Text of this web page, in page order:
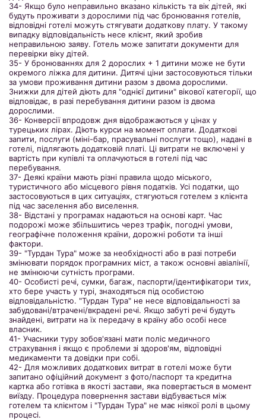
34- Якщо було неправильно вказано кількість та вік дітей, які
будуть проживати з дорослими під час бронювання готелів,
відповідні готелі можуть стягувати додаткову плату. У такому
випадку відповідальність несе клієнт, який зробив
неправильною заяву. Готель може запитати документи для
перевірки віку дітей.
35- У бронюваннях для 2 дорослих + 1 дитини може не бути
окремого ліжка для дитини. Дитячі ціни застосовуються тільки
за умови проживання дитини разом з двома дорослими.
Знижки для дітей діють для "однієї дитини" вікової категорії, що
відповідає, в разі перебування дитини разом із двома
дорослими.
36- Конверсії впродовж дня відображаються у цінах у
турецьких лірах. Діють курси на момент оплати. Додаткові
запити, послуги (міні-бар, прасувальні послуги тощо), надані в
готелі, підлягають додатковій платі. Ці витрати не включені у
вартість при купівлі та оплачуються в готелі під час
перебування.
37- Деякі країни мають різні правила щодо міського,
туристичного або місцевого рівня податків. Усі податки, що
застосовуються в цих ситуаціях, стягуються готелем з клієнта
під час заселення або виселення.
38- Відстані у програмах надаються на основі карт. Час
подорожі може збільшитись через трафік, погодні умови,
географічне положення країни, дорожні роботи та інші
фактори.
39- "Турдан Тура" може за необхідності або в разі потреби
змінювати порядок програмних міст, а також основні авіалінії,
не змінюючи сутність програми.
40- Особисті речі, сумки, багаж, паспорти/ідентифікатори тих,
хто бере участь у турі, знаходяться під особистою
відповідальністю. "Турдан Тура" не несе відповідальності за
забудовані/втрачені/вкрадені речі. Якщо забуті речі будуть
знайдені, витрати на їх передачу в країну або особі несе
власник.
41- Учасники туру зобов'язані мати поліс медичного
страхування і якщо є проблеми зі здоров'ям, відповідні
медикаменти та довідки при собі.
42- Для можливих додаткових витрат в готелі може бути
запитано офіційний документ з фото/паспорт та кредитна
картка або готівка в якості застави, яка повертається в момент
виїзду. Процедура повернення застави відбувається між
готелем та клієнтом і "Турдан Тура" не має ніякої ролі в цьому
процесі.